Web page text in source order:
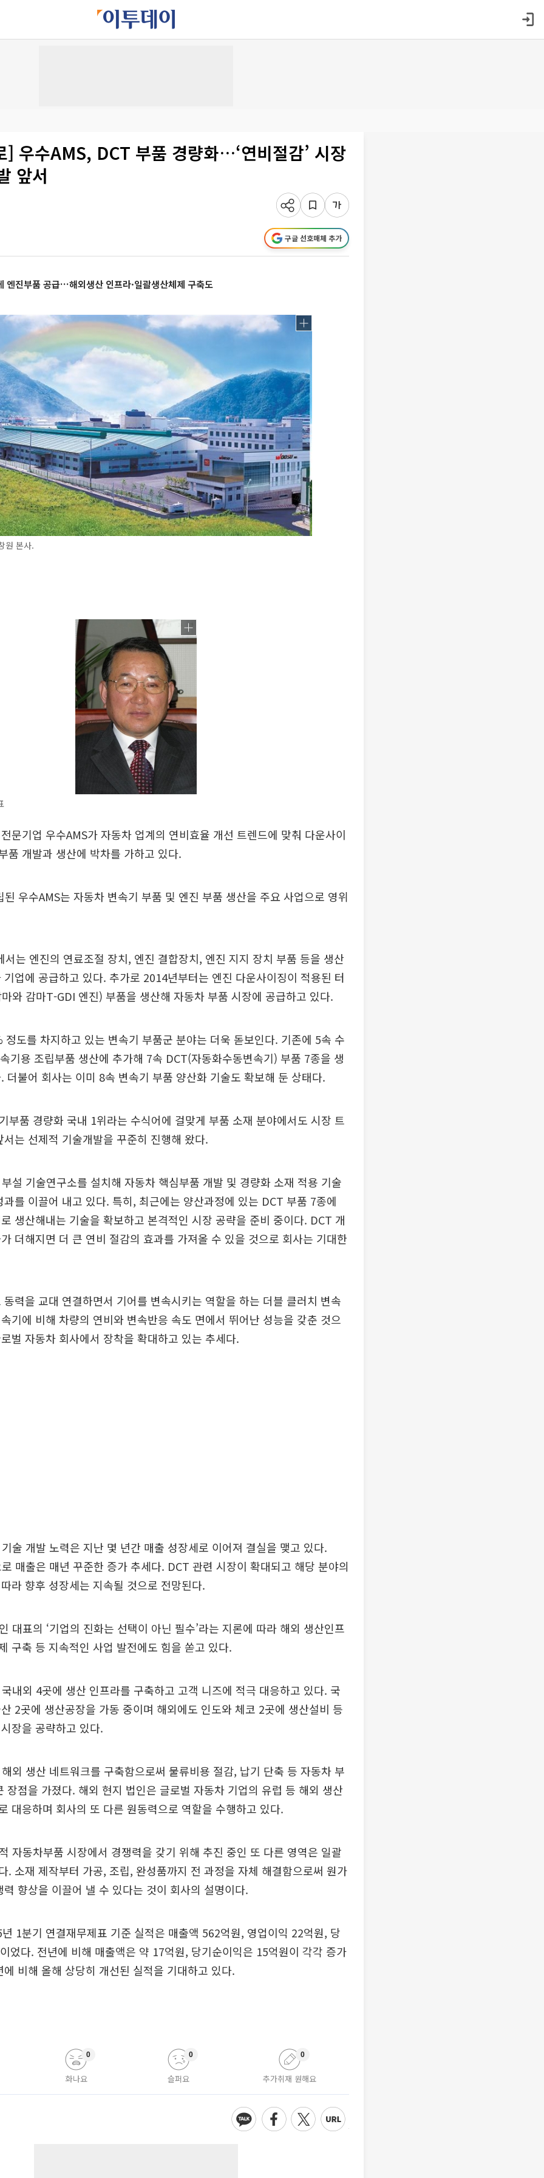
] 우수AMS, DCT 부품 경량화…‘연비절감’ 시장
앞서
구글 선호매체 추가
엔진부품 공급…해외생산 인프라·일괄생산체제 구축도
원 본사.
문기업 우수AMS가 자동차 업계의 연비효율 개선 트렌드에 맞춰 다운사이
품 개발과 생산에 박차를 가하고 있다.
우수AMS는 자동차 변속기 부품 및 엔진 부품 생산을 주요 사업으로 영위
서는 엔진의 연료조절 장치, 엔진 결합장치, 엔진 지지 장치 부품 등을 생산
기업에 공급하고 있다. 추가로 2014년부터는 엔진 다운사이징이 적용된 터
와 감마T-GDI 엔진) 부품을 생산해 자동차 부품 시장에 공급하고 있다.
정도를 차지하고 있는 변속기 부품군 분야는 더욱 돋보인다. 기존에 5속 수
기용 조립부품 생산에 추가해 7속 DCT(자동화수동변속기) 부품 7종을 생
더불어 회사는 이미 8속 변속기 부품 양산화 기술도 확보해 둔 상태다.
부품 경량화 국내 1위라는 수식어에 걸맞게 부품 소재 분야에서도 시장 트
는 선제적 기술개발을 꾸준히 진행해 왔다.
설 기술연구소를 설치해 자동차 핵심부품 개발 및 경량화 소재 적용 기술
를 이끌어 내고 있다. 특히, 최근에는 양산과정에 있는 DCT 부품 7종에
생산해내는 기술을 확보하고 본격적인 시장 공략을 준비 중이다. DCT 개
더해지면 더 큰 연비 절감의 효과를 가져올 수 있을 것으로 회사는 기대한
력을 교대 연결하면서 기어를 변속시키는 역할을 하는 더블 클러치 변속
기에 비해 차량의 연비와 변속반응 속도 면에서 뛰어난 성능을 갖춘 것으
벌 자동차 회사에서 장착을 확대하고 있는 추세다.
술 개발 노력은 지난 몇 년간 매출 성장세로 이어져 결실을 맺고 있다.
매출은 매년 꾸준한 증가 추세다. DCT 관련 시장이 확대되고 해당 분야의
라 향후 성장세는 지속될 것으로 전망된다.
대표의 ‘기업의 진화는 선택이 아닌 필수’라는 지론에 따라 해외 생산인프
구축 등 지속적인 사업 발전에도 힘을 쏟고 있다.
내외 4곳에 생산 인프라를 구축하고 고객 니즈에 적극 대응하고 있다. 국
2곳에 생산공장을 가동 중이며 해외에도 인도와 체코 2곳에 생산설비 등
장을 공략하고 있다.
외 생산 네트워크를 구축함으로써 물류비용 절감, 납기 단축 등 자동차 부
장점을 가졌다. 해외 현지 법인은 글로벌 자동차 기업의 유럽 등 해외 생산
대응하며 회사의 또 다른 원동력으로 역할을 수행하고 있다.
자동차부품 시장에서 경쟁력을 갖기 위해 추진 중인 또 다른 영역은 일괄
. 소재 제작부터 가공, 조립, 완성품까지 전 과정을 자체 해결함으로써 원가
향상을 이끌어 낼 수 있다는 것이 회사의 설명이다.
1분기 연결재무제표 기준 실적은 매출액 562억원, 영업이익 22억원, 당
었다. 전년에 비해 매출액은 약 17억원, 당기순이익은 15억원이 각각 증가
비해 올해 상당히 개선된 실적을 기대하고 있다.
화나요
0
슬퍼요
0
추가취재 원해요
0